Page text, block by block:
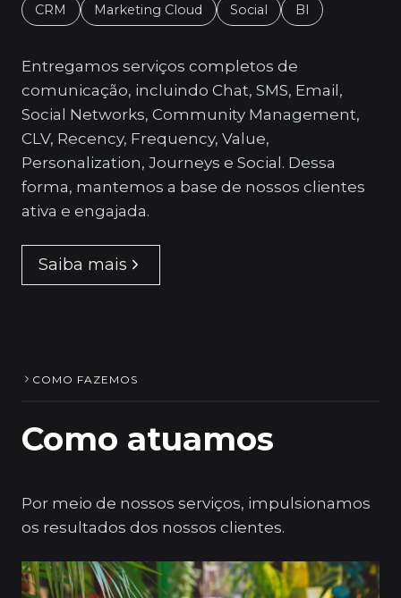
CRM Marketing Cloud Social BI
Entregamos serviços completos de
comunicação, incluindo Chat, SMS, Email,
Social Networks, Community Management,
CLV, Recency, Frequency, Value,
Personalization, Journeys e Social. Dessa
forma, mantemos a base de nossos clientes
ativa e engajada.
Saiba mais
COMO FAZEMOS
Como atuamos
Por meio de nossos serviços, impulsionamos
os resultados dos nossos clientes.